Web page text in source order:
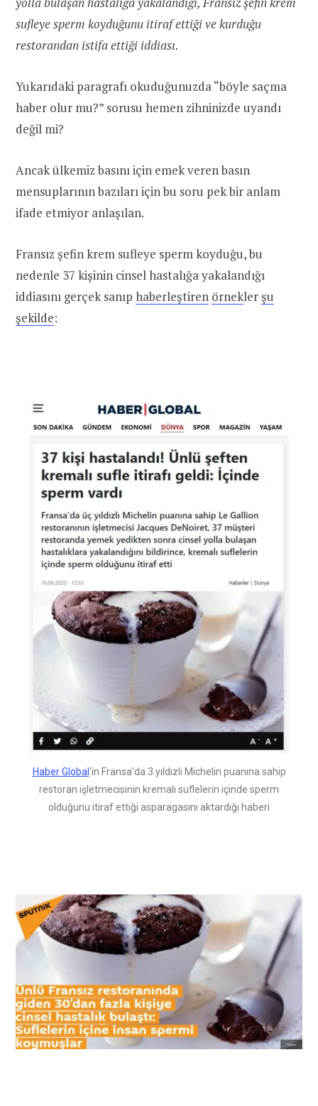
sufleye sperm koyduğunu itiraf ettiği ve kurduğu
restorandan istifa ettiği iddiası.
Yukarıdaki paragrafı okuduğunuzda “böyle saçma
haber olur mu?” sorusu hemen zihninizde uyandı
değil mi?
Ancak ülkemiz basını için emek veren basın
mensuplarının bazıları için bu soru pek bir anlam
ifade etmiyor anlaşılan.
Fransız şefin krem sufleye sperm koyduğu, bu
nedenle 37 kişinin cinsel hastalığa yakalandığı
iddiasını gerçek sanıp haberleştiren örneklerşu
şekilde:
Haber Global ‘in Fransa’da 3 yıldızlı Michelin puanına sahip
restoran işletmecisinin kremalı suflelerin içinde sperm
olduğunu itiraf ettiği asparagasını aktardığı haberi